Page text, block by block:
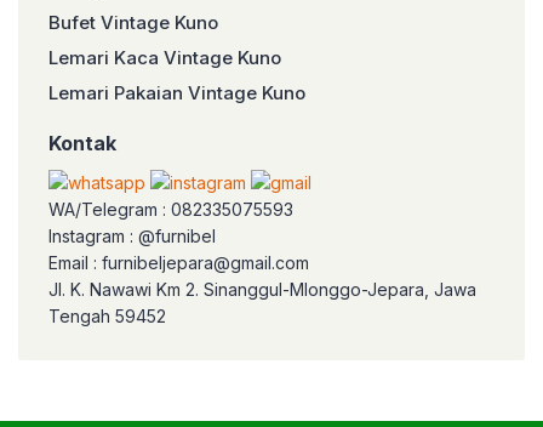
Bufet Vintage Kuno
Lemari Kaca Vintage Kuno
Lemari Pakaian Vintage Kuno
Kontak
WA/Telegram : 082335075593
Instagram : @furnibel
Email : furnibeljepara@gmail.com
Jl. K. Nawawi Km 2. Sinanggul-Mlonggo-Jepara, Jawa
Tengah 59452